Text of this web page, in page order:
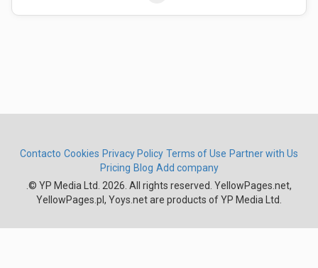
Contacto Cookies Privacy Policy Terms of Use Partner with Us
Pricing Blog Add company
© YP Media Ltd. 2026. All rights reserved. YellowPages.net,
YellowPages.pl, Yoys.net are products of YP Media Ltd.